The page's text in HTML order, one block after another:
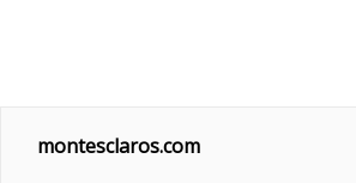
montesclaros.com